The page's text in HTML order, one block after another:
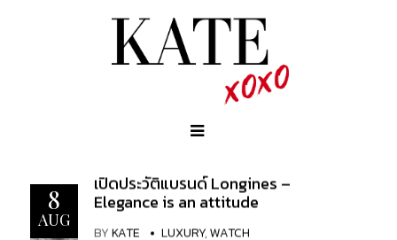
8
AUG
เปิดประวัติแบรนด์ Longines –
Elegance is an attitude
BYKATE LUXURY,WATCH